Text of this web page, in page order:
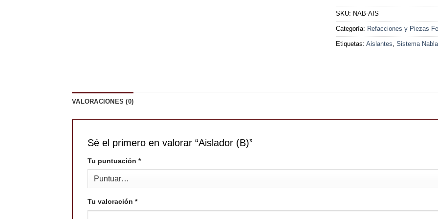
SKU: NAB-AIS
Categoría: Refacciones y Piezas
Etiquetas: Aislantes Sistema Nabla
VALORACIONES (0)
Sé el primero en valorar “Aislador (B)”
Tu puntuación *
Tu valoración *